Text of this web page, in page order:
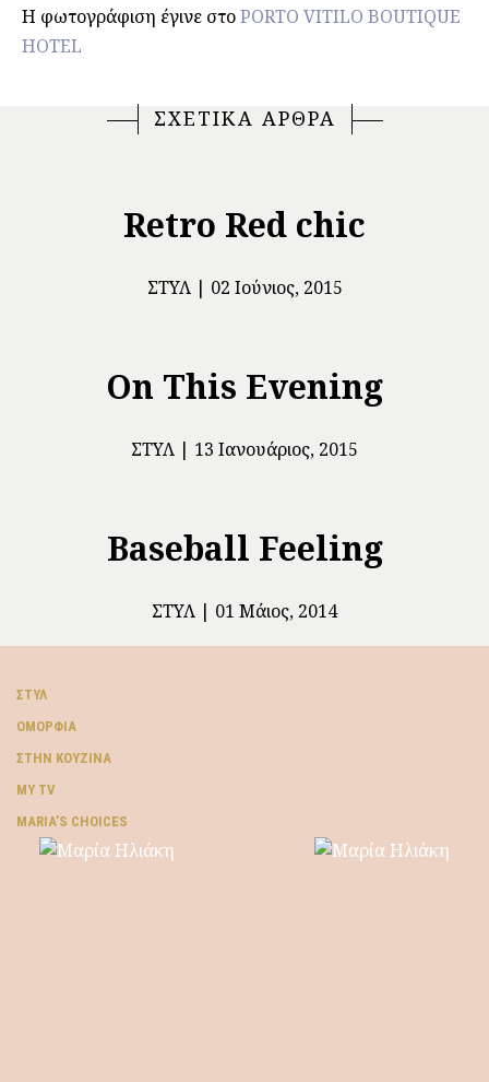
Η φωτογράφιση έγινε στοPORTO VITILO BOUTIQUE
HOTEL
ΣΧΕΤΙΚΑ ΑΡΘΡΑ
Retro Red chic
ΣΤΥΛ 02 Ιούνιος, 2015
On This Evening
ΣΤΥΛ 13 Ιανουάριος, 2015
Baseball Feeling
ΣΤΥΛ 01 Μάιος, 2014
ΣΤΥΛ
ΟΜΟΡΦΙΆ
ΣΤΗΝ ΚΟΥΖΊΝΑ
MY TV
ΜARIA’S CHOICES